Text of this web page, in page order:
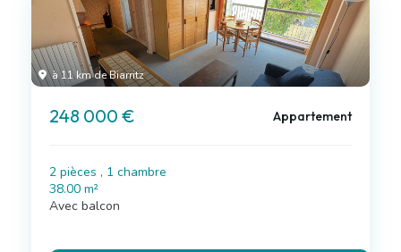
à 11 km de Biarritz
248 000 € Appartement
2 pièces , 1 chambre
38.00 m²
Avec balcon